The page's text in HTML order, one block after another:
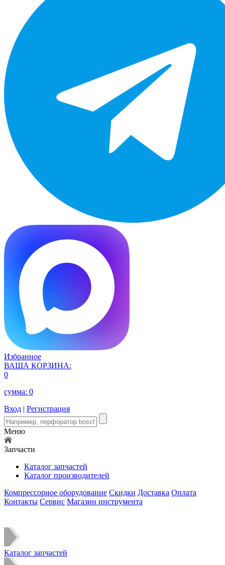
Избранное
ВАША КОРЗИНА:
0
сумма: 0
Вход | Регистрация
Меню
Запчасти
Каталог запчастей
Каталог производителей
Компрессорное оборудование Скидки Доставка Оплата
Контакты Сервис Магазин инструмента
Каталог запчастей